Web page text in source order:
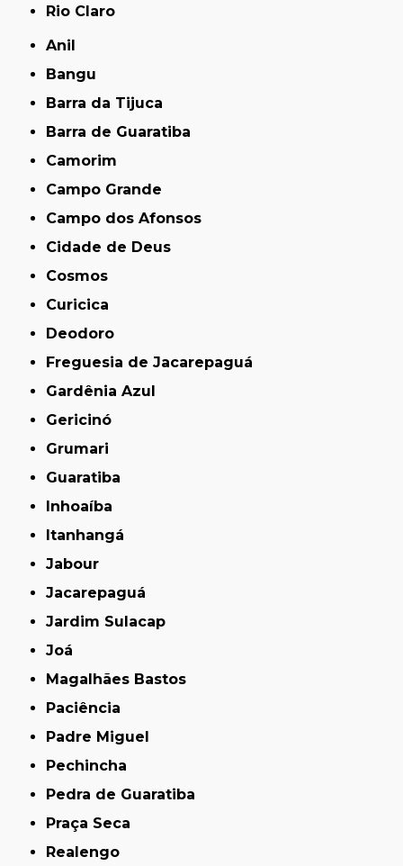
Rio Claro
Anil
Bangu
Barra da Tijuca
Barra de Guaratiba
Camorim
Campo Grande
Campo dos Afonsos
Cidade de Deus
Cosmos
Curicica
Deodoro
Freguesia de Jacarepaguá
Gardênia Azul
Gericinó
Grumari
Guaratiba
Inhoaíba
Itanhangá
Jabour
Jacarepaguá
Jardim Sulacap
Joá
Magalhães Bastos
Paciência
Padre Miguel
Pechincha
Pedra de Guaratiba
Praça Seca
Realengo